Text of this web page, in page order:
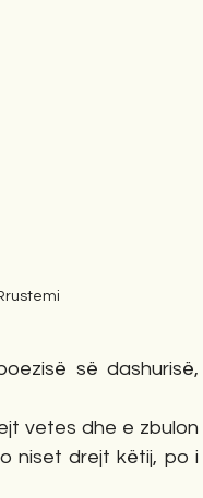
së dashurisë,
vetes dhe e zbulon
niset drejt këtij, po i